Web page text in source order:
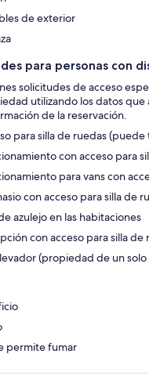
de exterior
para personas con
solicitudes de acceso
utilizando los datos que
de la reservación.
para silla de ruedas
con acceso para
para vans con
con acceso para silla de
azulejo en las habitaciones
con acceso para silla de
(propiedad de un solo
permite fumar